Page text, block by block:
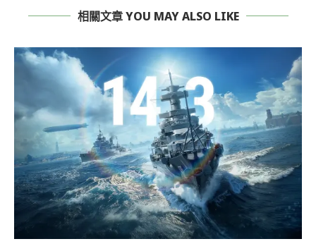
相關文章 YOU MAY ALSO LIKE